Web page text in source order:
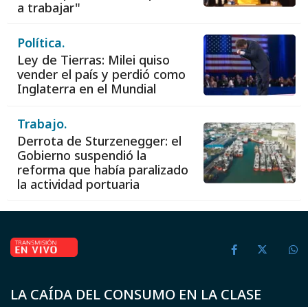
a trabajar"
Política.
Ley de Tierras: Milei quiso
vender el país y perdió como
Inglaterra en el Mundial
Trabajo.
Derrota de Sturzenegger: el
Gobierno suspendió la
reforma que había paralizado
la actividad portuaria
LA CAÍDA DEL CONSUMO EN LA CLASE